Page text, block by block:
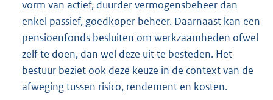
vorm van actief, duurder vermogensbeheer dan
enkel passief, goedkoper beheer. Daarnaast kan een
pensioenfonds besluiten om werkzaamheden ofwel
zelf te doen, dan wel deze uit te besteden. Het
bestuur beziet ook deze keuze in de context van de
afweging tussen risico, rendement en kosten.